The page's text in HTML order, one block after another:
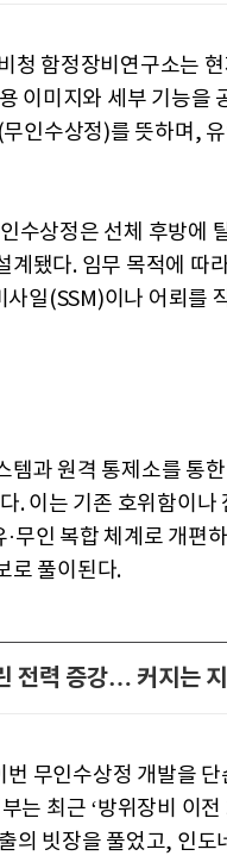
청 함정장비연구소는 현
이미지와 세부 기능을
인수상정)를 뜻하며,
수상정은 선체 후방에
계됐다. 임무 목적에 따
일(SSM)이나 어뢰를
템과 원격 통제소를 통
. 이는 기존 호위함이나
무인 복합 체계로 개편
로 풀이된다.
전력 증강… 커지는
무인수상정 개발을
는 최근 ‘방위장비 이
의 빗장을 풀었고, 인도